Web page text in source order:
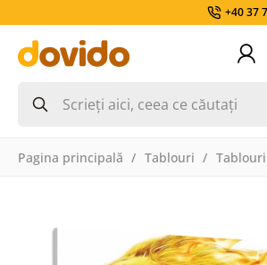
+40 37
Pagina principală Tablouri